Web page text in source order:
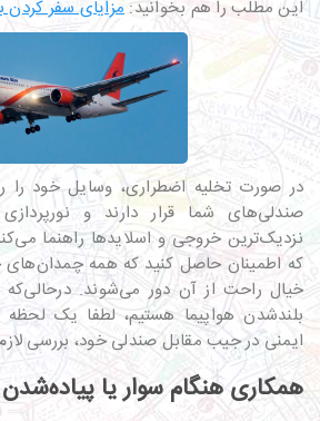
این مطلب را هم بخوانید: مزایای سفر کردن
در صورت تخلیه اضطراری، وسایل خود را
صندلی‌های شما قرار دارند و
نزدیک‌ترین خروجی و اسلایدها راهنما
که اطمینان حاصل کنید که همه چمدان‌های
خیال راحت از آن دور می‌شوند. در‌حالی‌که
بلند‌شدن هواپیما هستیم، لطفا یک لحظه
ایمنی در جیب مقابل صندلی خود، بررسی
همکاری هنگام سوار یا پیاده‌شدن